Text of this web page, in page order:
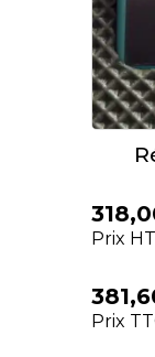
Prix HT
Prix